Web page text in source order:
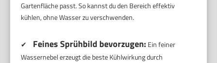
Gartenfläche passt. So kannst du den Bereich effektiv
kühlen, ohne Wasser zu verschwenden.
✔ Feines Sprühbild bevorzugen: Ein feiner
Wassernebel erzeugt die beste Kühlwirkung durch